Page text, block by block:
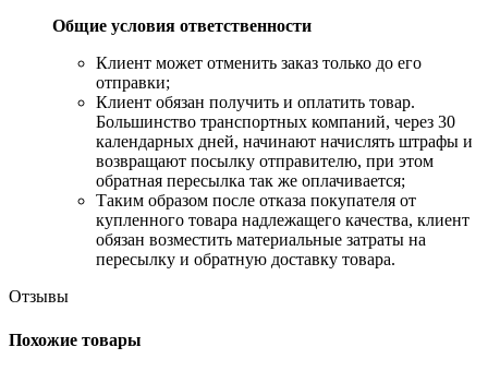
Общие условия ответственности
​Клиент может отменить заказ только до его
отправки;
​Клиент обязан получить и оплатить товар.
Большинство транспортных компаний, через 30
календарных дней, начинают начислять штрафы и
возвращают посылку отправителю, при этом
обратная пересылка так же оплачивается;
​Таким образом после отказа покупателя от
купленного товара надлежащего качества, клиент
обязан возместить материальные затраты на
пересылку и обратную доставку товара.
Отзывы
Похожие товары